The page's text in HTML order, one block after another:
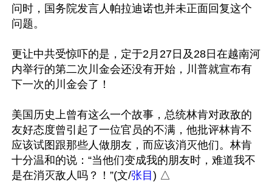
问时，国务院发言人帕拉迪诺也并未正面回复这个
问题。
更让中共受惊吓的是，定于2月27日及28日在越南河
内举行的第二次川金会还没有开始，川普就宣布有
下一次的川金会了！
美国历史上曾有这么一个故事，总统林肯对政敌的
友好态度曾引起了一位官员的不满，他批评林肯不
应该试图跟那些人做朋友，而应该消灭他们。林肯
十分温和的说：“当他们变成我的朋友时，难道我不
是在消灭敌人吗？！”(文/张目 ) △